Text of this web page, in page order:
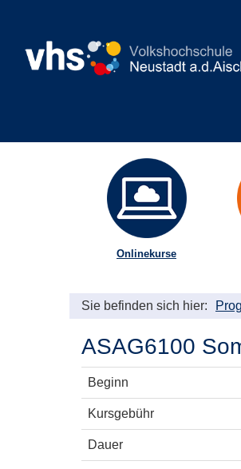
Onlinekurse
Sie befinden sich hier:
ASAG6100
Beginn
Kursgebühr
Dauer